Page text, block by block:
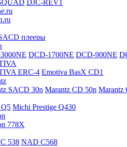
DJC-REV1
плееры
DCD-1700NE DCD-900NE
ERC-4 Emotiva BasX CD1
SACD 30n Marantz CD 50n Marantz
Michi Prestige Q430
778X
538 NAD C568